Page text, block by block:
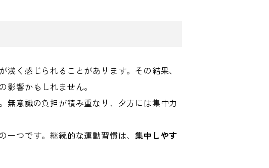
く感じられることがあります。その結果、
響かもしれません。
無意識の負担が積み重なり、夕方には集中力
一つです。継続的な運動習慣は、集中しやす